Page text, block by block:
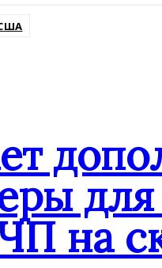
для
на